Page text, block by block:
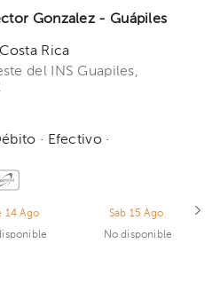
Gonzalez - Guápiles
Rica
del INS Guapiles,
· Efectivo ·
14 Ago
Sáb 15 Ago
No disponible